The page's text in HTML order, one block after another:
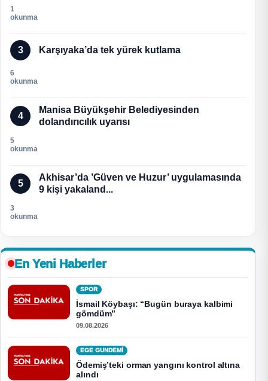
1
okunma
3 Karşıyaka’da tek yürek kutlama
6
okunma
4
Manisa Büyükşehir Belediyesinden
dolandırıcılık uyarısı
5
okunma
5
Akhisar’da ’Güven ve Huzur’ uygulamasında
9 kişi yakaland...
3
okunma
En Yeni Haberler
SPOR
İsmail Köybaşı: “Bugün buraya kalbimi
gömdüm”
09.08.2026
EGE GUNDEMİ
Ödemiş’teki orman yangını kontrol altına
alındı